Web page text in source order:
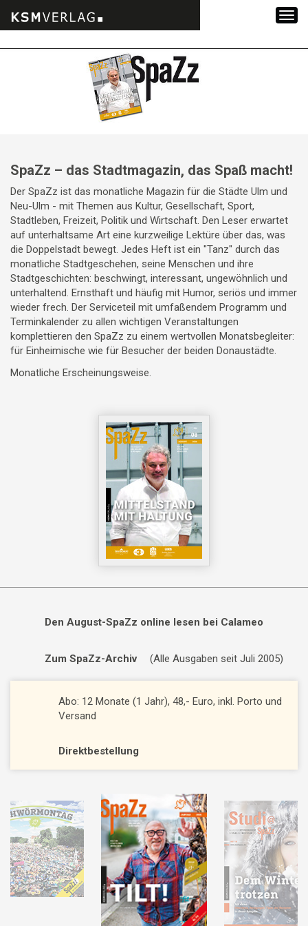
SpaZz – das Stadtmagazin, das Spaß macht!
Der SpaZz ist das monatliche Magazin für die Städte Ulm und
Neu-Ulm - mit Themen aus Kultur, Gesellschaft, Sport,
Stadtleben, Freizeit, Politik und Wirtschaft. Den Leser erwartet
auf unterhaltsame Art eine kurzweilige Lektüre über das, was
die Doppelstadt bewegt. Jedes Heft ist ein "Tanz" durch das
monatliche Stadtgeschehen, seine Menschen und ihre
Stadtgeschichten: beschwingt, interessant, ungewöhnlich und
unterhaltend. Ernsthaft und häufig mit Humor, seriös und immer
wieder frech. Der Serviceteil mit umfaßendem Programm und
Terminkalender zu allen wichtigen Veranstaltungen
komplettieren den SpaZz zu einem wertvollen Monatsbegleiter:
für Einheimische wie für Besucher der beiden Donaustädte.
Monatliche Erscheinungsweise.
Den August-SpaZz online lesen bei Calameo
Zum SpaZz-Archiv (Alle Ausgaben seit Juli 2005)
Abo: 12 Monate (1 Jahr), 48,- Euro, inkl. Porto und
Versand
Direktbestellung